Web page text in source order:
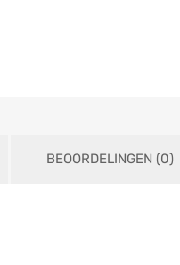
BEOORDELINGEN (0)